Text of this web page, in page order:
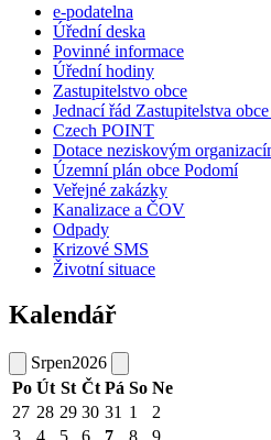
e-podatelna
Úřední deska
Povinné informace
Úřední hodiny
Zastupitelstvo obce
Jednací řád Zastupitelstva
Czech POINT
Dotace neziskovým
Územní plán obce Podomí
Veřejné zakázky
Kanalizace a ČOV
Odpady
Krizové SMS
Životní situace
Kalendář
Srpen2026
Po Út St Čt Pá So Ne
27 28 29 30 31 1
2